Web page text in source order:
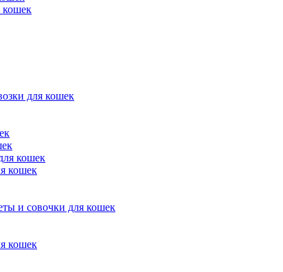
кошек
для кошек
кошек
кошек
и совочки для кошек
кошек